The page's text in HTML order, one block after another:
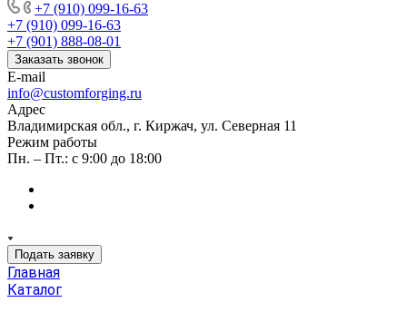
+7 (910) 099-16-63
+7 (910) 099-16-63
+7 (901) 888-08-01
Заказать звонок
E-mail
info@customforging.ru
Адрес
Владимирская обл., г. Киржач, ул. Северная 11
Режим работы
Пн. – Пт.: с 9:00 до 18:00
Подать заявку
Главная
Каталог